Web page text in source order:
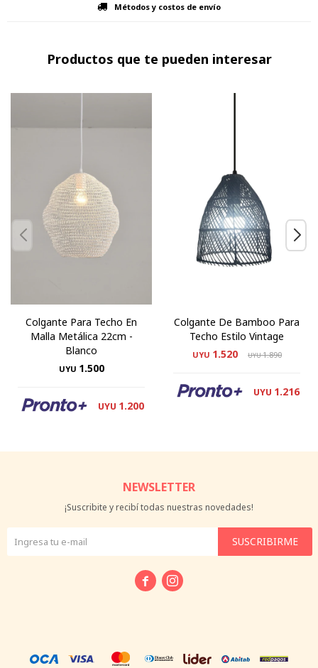
Métodos y costos de envío
Productos que te pueden interesar
Colgante Para Techo En
Malla Metálica 22cm -
Blanco
UYU 1.500
UYU 1.200
Colgante De Bamboo Para
Techo Estilo Vintage
UYU 1.520 UYU1.890
UYU 1.216
NEWSLETTER
¡Suscribite y recibí todas nuestras novedades!
SUSCRIBIRME
 